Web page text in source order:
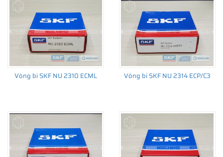
Vòng bi SKF NU 2310 ECML Vòng bi SKF NU 2314 ECP/C3